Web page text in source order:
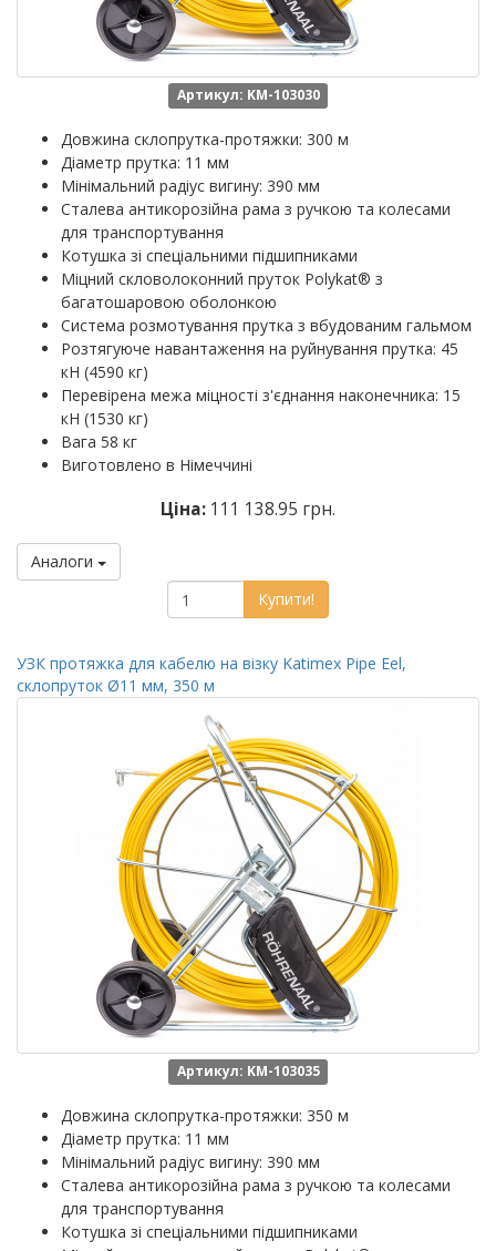
Артикул: KM-103030
Довжина склопрутка-протяжки: 300 м
Діаметр прутка: 11 мм
Мінімальний радіус вигину: 390 мм
Сталева антикорозійна рама з ручкою та колесами
для транспортування
Котушка зі спеціальними підшипниками
Міцний скловолоконний пруток Polykat® з
багатошаровою оболонкою
Система розмотування прутка з вбудованим гальмом
Розтягуюче навантаження на руйнування прутка: 45
кН (4590 кг)
Перевірена межа міцності з'єднання наконечника: 15
кН (1530 кг)
Вага 58 кг
Виготовлено в Німеччині
Ціна: 111 138.95 грн.
Аналоги
Купити!
УЗК протяжка для кабелю на візку Katimex Pipe Eel,
склопруток Ø11 мм, 350 м
Артикул: KM-103035
Довжина склопрутка-протяжки: 350 м
Діаметр прутка: 11 мм
Мінімальний радіус вигину: 390 мм
Сталева антикорозійна рама з ручкою та колесами
для транспортування
Котушка зі спеціальними підшипниками